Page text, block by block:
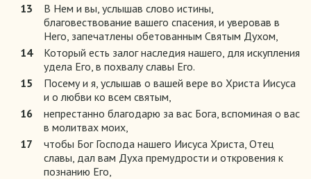
13
В Нем и вы, услышав слово истины,
благовествование вашего спасения, и уверовав в
Него, запечатлены обетованным Святым Духом,
14
Который есть залог наследия нашего, для искупления
удела Его, в похвалу славы Его.
15
Посему и я, услышав о вашей вере во Христа Иисуса
и о любви ко всем святым,
16
непрестанно благодарю за вас Бога, вспоминая о вас
в молитвах моих,
17
чтобы Бог Господа нашего Иисуса Христа, Отец
славы, дал вам Духа премудрости и откровения к
познанию Его,